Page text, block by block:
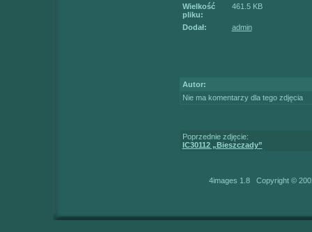
Wielkość
pliku:
461.5 KB
Dodał: admin
Autor:
Nie ma komentarzy dla tego zdjęcia
Poprzednie zdjęcie:
IC30112 „Bieszczady”
4images 1.8 Copyright ©